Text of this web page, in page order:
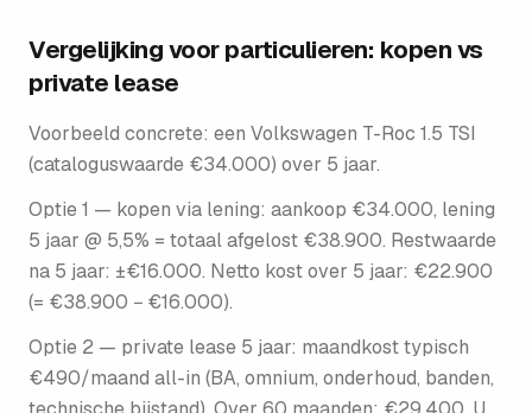
Vergelijking voor particulieren: kopen vs
private lease
Voorbeeld concrete: een Volkswagen T-Roc 1.5 TSI
(cataloguswaarde €34.000) over 5 jaar.
Optie 1 — kopen via lening: aankoop €34.000, lening
5 jaar @ 5,5% = totaal afgelost €38.900. Restwaarde
na 5 jaar: ±€16.000. Netto kost over 5 jaar: €22.900
(= €38.900 − €16.000).
Optie 2 — private lease 5 jaar: maandkost typisch
€490/maand all-in (BA, omnium, onderhoud, banden,